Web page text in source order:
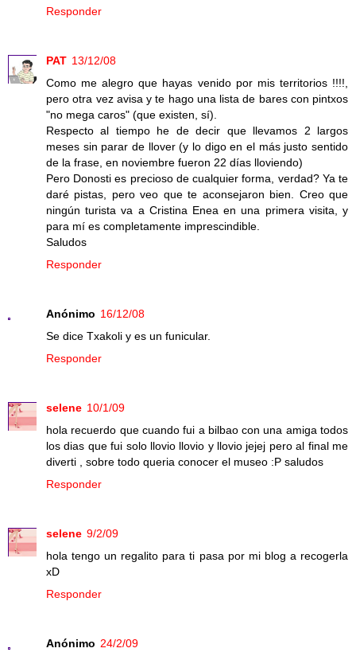
Responder
PAT 13/12/08
Como me alegro que hayas venido por mis territorios !!!!,
pero otra vez avisa y te hago una lista de bares con pintxos
"no mega caros" (que existen, sí).
Respecto al tiempo he de decir que llevamos 2 largos
meses sin parar de llover (y lo digo en el más justo sentido
de la frase, en noviembre fueron 22 días lloviendo)
Pero Donosti es precioso de cualquier forma, verdad? Ya te
daré pistas, pero veo que te aconsejaron bien. Creo que
ningún turista va a Cristina Enea en una primera visita, y
para mí es completamente imprescindible.
Saludos
Responder
Anónimo 16/12/08
Se dice Txakoli y es un funicular.
Responder
selene 10/1/09
hola recuerdo que cuando fui a bilbao con una amiga todos
los dias que fui solo llovio llovio y llovio jejej pero al final me
diverti , sobre todo queria conocer el museo :P saludos
Responder
selene 9/2/09
hola tengo un regalito para ti pasa por mi blog a recogerla
xD
Responder
Anónimo 24/2/09